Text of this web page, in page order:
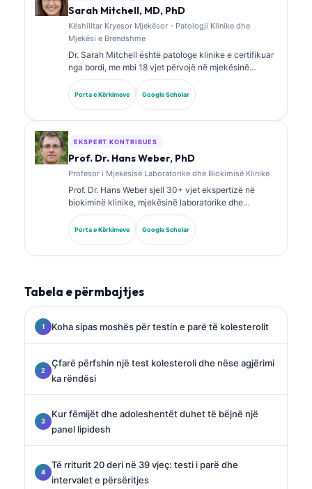
Sarah Mitchell, MD, PhD
Këshilltar Kryesor Mjekësor - Patologji Klinike dhe
Mjekësi e Brendshme
Dr. Sarah Mitchell është patologe klinike e certifikuar
nga bordi, me mbi 18 vjet përvojë në mjekësinë
laboratorike dhe analizën diagnostike. Ajo mban
certifikime të specializuara në kimi klinike dhe ka
publikuar gjerësisht mbi panelet e biomarkerëve dhe
Porta e Kërkimeve Google Scholar
EKSPERT KONTRIBUES
Prof. Dr. Hans Weber, PhD
Profesor i Mjekësisë Laboratorike dhe Biokimisë Klinike
Prof. Dr. Hans Weber sjell 30+ vjet ekspertizë në
biokiminë klinike, mjekësinë laboratorike dhe
kërkimin mbi biomarkerët. Ish President i Shoqatës
Gjermane për Kimi Klinike, ai është i specializuar në
analizën e paneleve diagnostike, standardizimin e
Porta e Kërkimeve Google Scholar
Tabela e përmbajtjes
Koha sipas moshës për testin e parë të kolesterolit
Çfarë përfshin një test kolesteroli dhe nëse agjërimi
ka rëndësi
Kur fëmijët dhe adoleshentët duhet të bëjnë një
panel lipidesh
Të rriturit 20 deri në 39 vjeç: testi i parë dhe
intervalet e përsëritjes